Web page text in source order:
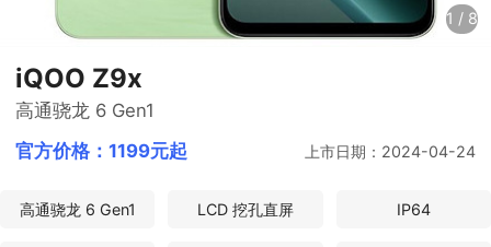
1 / 8
iQOO Z9x
高通骁龙 6 Gen1
官方价格：1199元起 上市日期：2024-04-24
高通骁龙 6 Gen1 LCD 挖孔直屏 IP64